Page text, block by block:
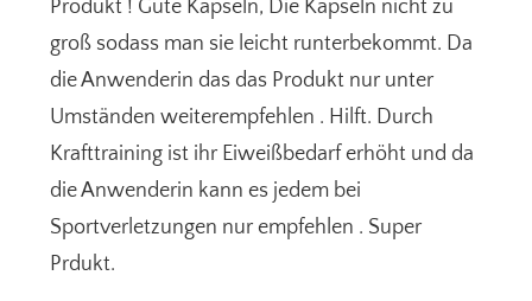
Produkt ! Gute Kapseln, Die Kapseln nicht zu
groß sodass man sie leicht runterbekommt. Da
die Anwenderin das das Produkt nur unter
Umständen weiterempfehlen . Hilft. Durch
Krafttraining ist ihr Eiweißbedarf erhöht und da
die Anwenderin kann es jedem bei
Sportverletzungen nur empfehlen . Super
Prdukt.